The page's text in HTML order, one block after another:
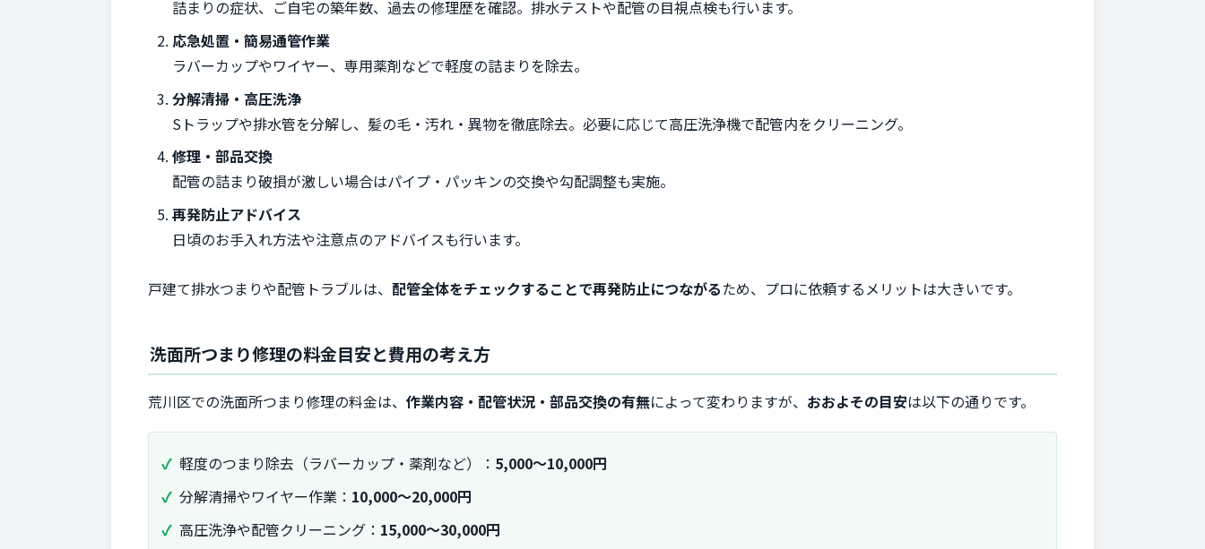
詰まりの症状、ご自宅の築年数、過去の修理歴を確認。排水テストや配管の目視点検も行います。
応急処置・簡易通管作業
ラバーカップやワイヤー、専用薬剤などで軽度の詰まりを除去。
分解清掃・高圧洗浄
Sトラップや排水管を分解し、髪の毛・汚れ・異物を徹底除去。必要に応じて高圧洗浄機で配管内をクリーニング。
修理・部品交換
配管の詰まり破損が激しい場合はパイプ・パッキンの交換や勾配調整も実施。
再発防止アドバイス
日頃のお手入れ方法や注意点のアドバイスも行います。
戸建て排水つまりや配管トラブルは、 配管全体をチェックすることで再発防止につながるため、プロに依頼するメリットは大きいです。
洗面所つまり修理の料金目安と費用の考え方
荒川区での洗面所つまり修理の料金は、 作業内容・配管状況・部品交換の有無によって変わりますが、 おおよその目安は以下の通りです。
軽度のつまり除去（ラバーカップ・薬剤など）： 5,000〜10,000円
分解清掃やワイヤー作業： 10,000〜20,000円
高圧洗浄や配管クリーニング： 15,000〜30,000円